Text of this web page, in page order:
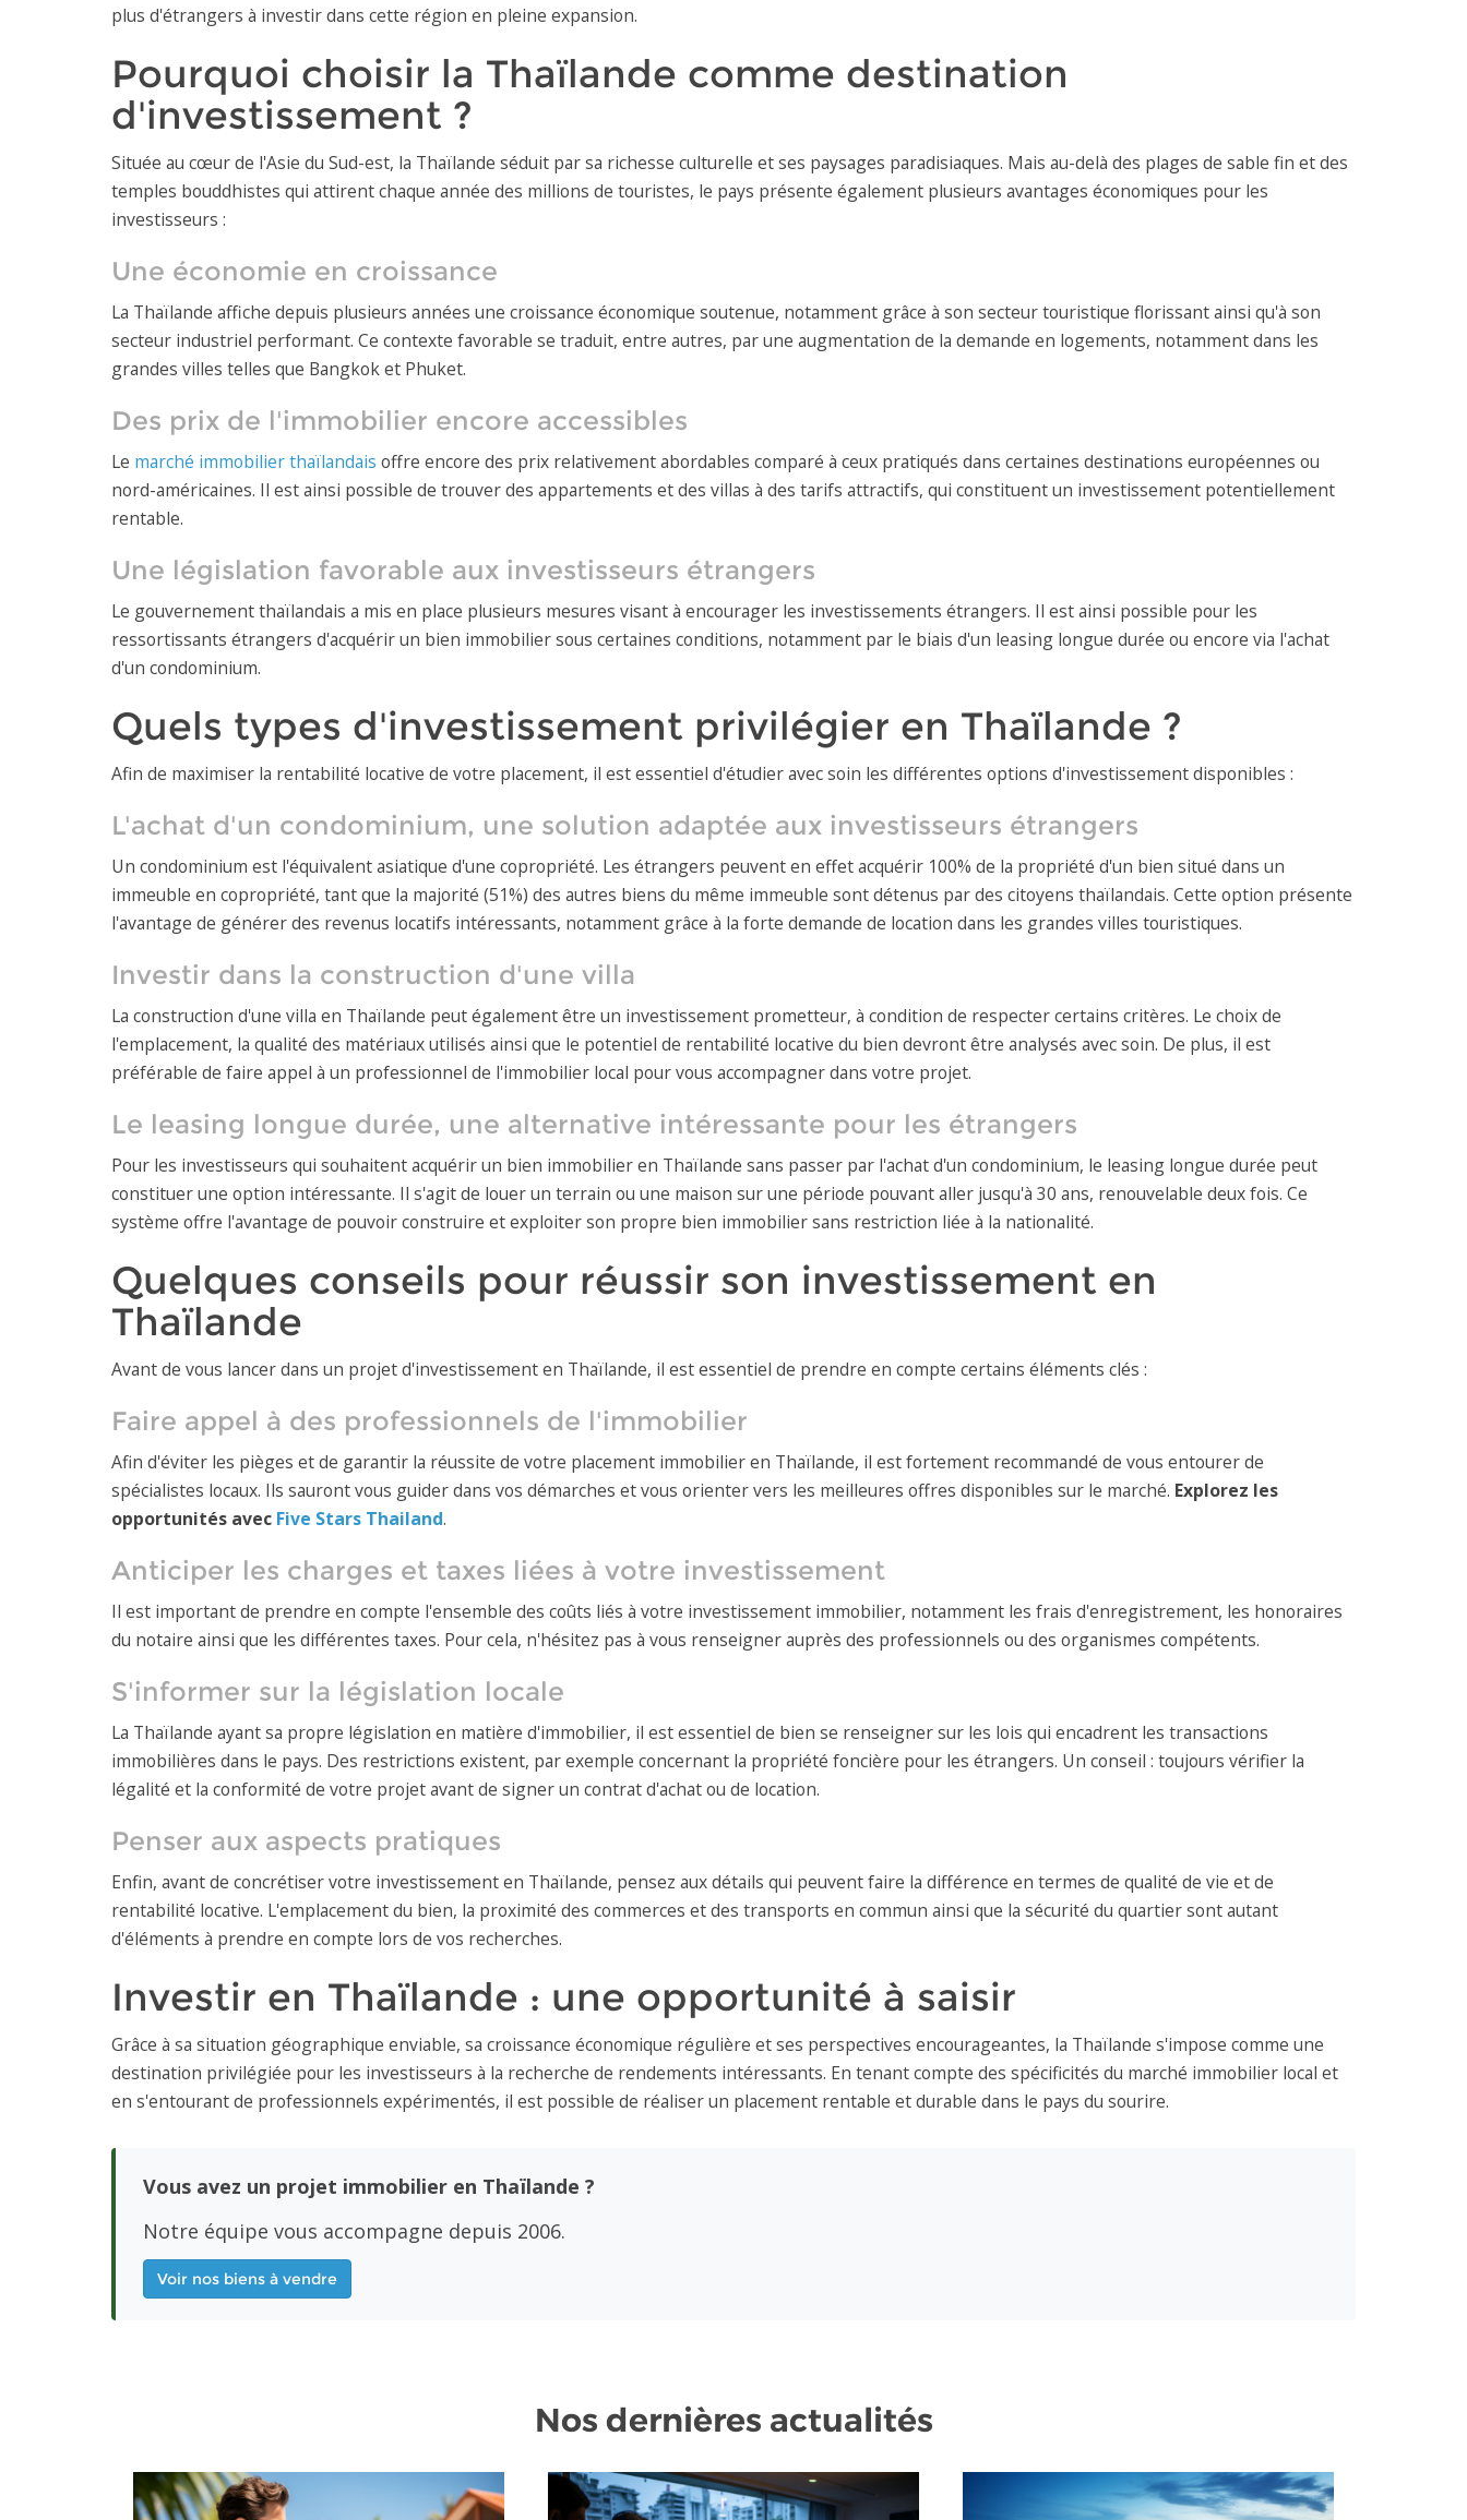
plus d'étrangers à investir dans cette région en pleine expansion.
Pourquoi choisir la Thaïlande comme destination
d'investissement ?
Située au cœur de l'Asie du Sud-est, la Thaïlande séduit par sa richesse culturelle et ses paysages paradisiaques. Mais au-delà des plages de sable fin et des
temples bouddhistes qui attirent chaque année des millions de touristes, le pays présente également plusieurs avantages économiques pour les
investisseurs :
Une économie en croissance
La Thaïlande affiche depuis plusieurs années une croissance économique soutenue, notamment grâce à son secteur touristique florissant ainsi qu'à son
secteur industriel performant. Ce contexte favorable se traduit, entre autres, par une augmentation de la demande en logements, notamment dans les
grandes villes telles que Bangkok et Phuket.
Des prix de l'immobilier encore accessibles
Le marché immobilier thaïlandais offre encore des prix relativement abordables comparé à ceux pratiqués dans certaines destinations européennes ou
nord-américaines. Il est ainsi possible de trouver des appartements et des villas à des tarifs attractifs, qui constituent un investissement potentiellement
rentable.
Une législation favorable aux investisseurs étrangers
Le gouvernement thaïlandais a mis en place plusieurs mesures visant à encourager les investissements étrangers. Il est ainsi possible pour les
ressortissants étrangers d'acquérir un bien immobilier sous certaines conditions, notamment par le biais d'un leasing longue durée ou encore via l'achat
d'un condominium.
Quels types d'investissement privilégier en Thaïlande ?
Afin de maximiser la rentabilité locative de votre placement, il est essentiel d'étudier avec soin les différentes options d'investissement disponibles :
L'achat d'un condominium, une solution adaptée aux investisseurs étrangers
Un condominium est l'équivalent asiatique d'une copropriété. Les étrangers peuvent en effet acquérir 100% de la propriété d'un bien situé dans un
immeuble en copropriété, tant que la majorité (51%) des autres biens du même immeuble sont détenus par des citoyens thaïlandais. Cette option présente
l'avantage de générer des revenus locatifs intéressants, notamment grâce à la forte demande de location dans les grandes villes touristiques.
Investir dans la construction d'une villa
La construction d'une villa en Thaïlande peut également être un investissement prometteur, à condition de respecter certains critères. Le choix de
l'emplacement, la qualité des matériaux utilisés ainsi que le potentiel de rentabilité locative du bien devront être analysés avec soin. De plus, il est
préférable de faire appel à un professionnel de l'immobilier local pour vous accompagner dans votre projet.
Le leasing longue durée, une alternative intéressante pour les étrangers
Pour les investisseurs qui souhaitent acquérir un bien immobilier en Thaïlande sans passer par l'achat d'un condominium, le leasing longue durée peut
constituer une option intéressante. Il s'agit de louer un terrain ou une maison sur une période pouvant aller jusqu'à 30 ans, renouvelable deux fois. Ce
système offre l'avantage de pouvoir construire et exploiter son propre bien immobilier sans restriction liée à la nationalité.
Quelques conseils pour réussir son investissement en
Thaïlande
Avant de vous lancer dans un projet d'investissement en Thaïlande, il est essentiel de prendre en compte certains éléments clés :
Faire appel à des professionnels de l'immobilier
Afin d'éviter les pièges et de garantir la réussite de votre placement immobilier en Thaïlande, il est fortement recommandé de vous entourer de
spécialistes locaux. Ils sauront vous guider dans vos démarches et vous orienter vers les meilleures offres disponibles sur le marché. Explorez les
opportunités avec Five Stars Thailand.
Anticiper les charges et taxes liées à votre investissement
Il est important de prendre en compte l'ensemble des coûts liés à votre investissement immobilier, notamment les frais d'enregistrement, les honoraires
du notaire ainsi que les différentes taxes. Pour cela, n'hésitez pas à vous renseigner auprès des professionnels ou des organismes compétents.
S'informer sur la législation locale
La Thaïlande ayant sa propre législation en matière d'immobilier, il est essentiel de bien se renseigner sur les lois qui encadrent les transactions
immobilières dans le pays. Des restrictions existent, par exemple concernant la propriété foncière pour les étrangers. Un conseil : toujours vérifier la
légalité et la conformité de votre projet avant de signer un contrat d'achat ou de location.
Penser aux aspects pratiques
Enfin, avant de concrétiser votre investissement en Thaïlande, pensez aux détails qui peuvent faire la différence en termes de qualité de vie et de
rentabilité locative. L'emplacement du bien, la proximité des commerces et des transports en commun ainsi que la sécurité du quartier sont autant
d'éléments à prendre en compte lors de vos recherches.
Investir en Thaïlande : une opportunité à saisir
Grâce à sa situation géographique enviable, sa croissance économique régulière et ses perspectives encourageantes, la Thaïlande s'impose comme une
destination privilégiée pour les investisseurs à la recherche de rendements intéressants. En tenant compte des spécificités du marché immobilier local et
en s'entourant de professionnels expérimentés, il est possible de réaliser un placement rentable et durable dans le pays du sourire.
Vous avez un projet immobilier en Thaïlande ?
Notre équipe vous accompagne depuis 2006.
Voir nos biens à vendre
Nos dernières actualités